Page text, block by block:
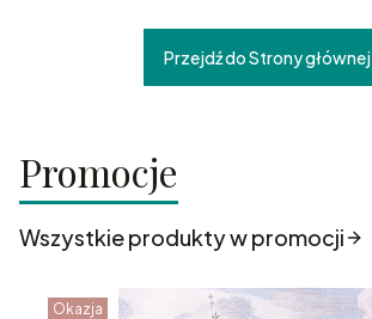
Przejdź do Strony głównej
Promocje
Wszystkie produkty w promocji
Okazja